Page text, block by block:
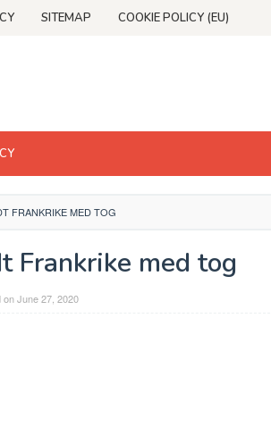
SITEMAP COOKIE POLICY (EU)
FRANKRIKE MED TOG
Frankrike med tog
onJune 27, 2020